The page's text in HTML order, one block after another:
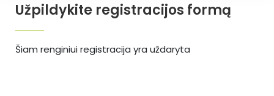
Užpildykite registracijos formą
Šiam renginiui registracija yra uždaryta